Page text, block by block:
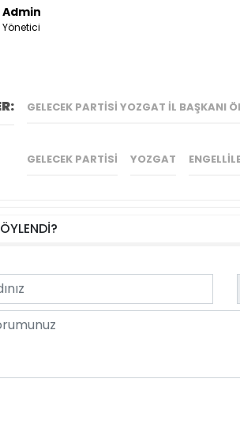
Admin
Yönetici
GELECEK PARTISI YOZGAT İL BAŞKANI
GELECEK PARTISI YOZGAT